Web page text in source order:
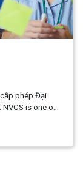
phép Đại
NVCS is one of
of